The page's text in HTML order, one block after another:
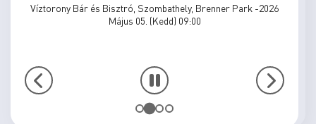
Víztorony Bár és Bisztró, Szombathely, Brenner Park -2026
Május 05. (Kedd) 09:00